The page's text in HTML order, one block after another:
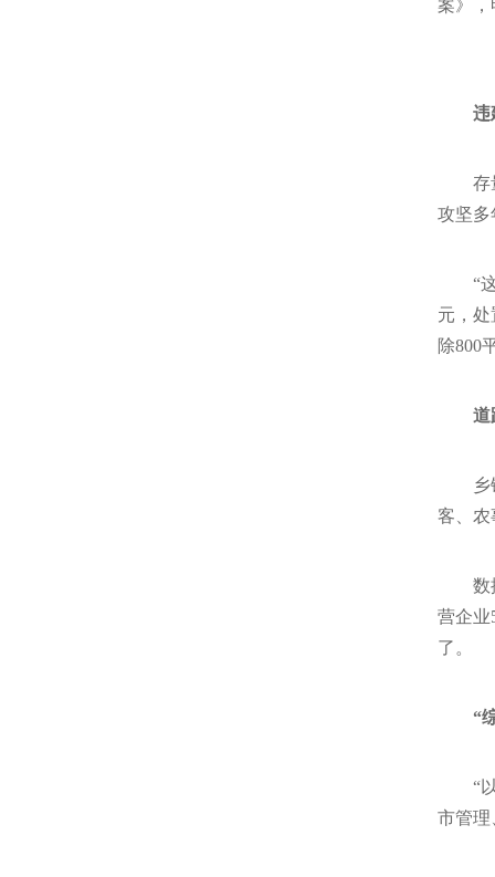
案》，
违
存
攻坚多
“
元，
除800
道
客、农
数
营企业
了。
“
“
市管理